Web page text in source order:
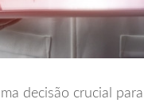
decisão crucial